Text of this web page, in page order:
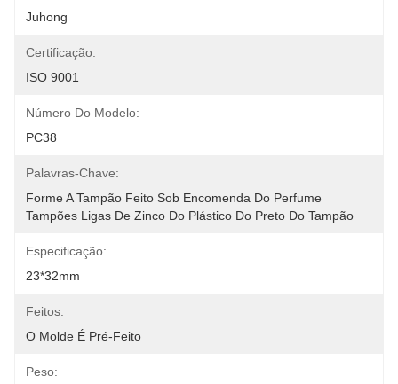
Juhong
Certificação:
ISO 9001
Número Do Modelo:
PC38
Palavras-Chave:
Forme A Tampão Feito Sob Encomenda Do Perfume
Tampões Ligas De Zinco Do Plástico Do Preto Do Tampão
Especificação:
23*32mm
Feitos:
O Molde É Pré-Feito
Peso: